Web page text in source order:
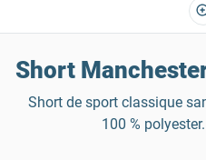
Short
Short de sport classique
100 %